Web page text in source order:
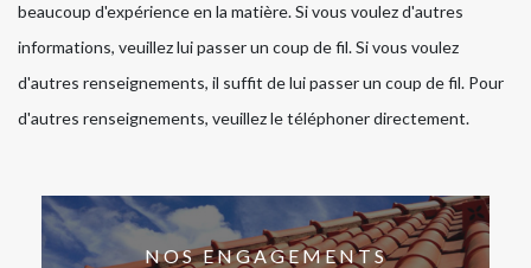
beaucoup d'expérience en la matière. Si vous voulez d'autres
informations, veuillez lui passer un coup de fil. Si vous voulez
d'autres renseignements, il suffit de lui passer un coup de fil. Pour
d'autres renseignements, veuillez le téléphoner directement.
NOS ENGAGEMENTS